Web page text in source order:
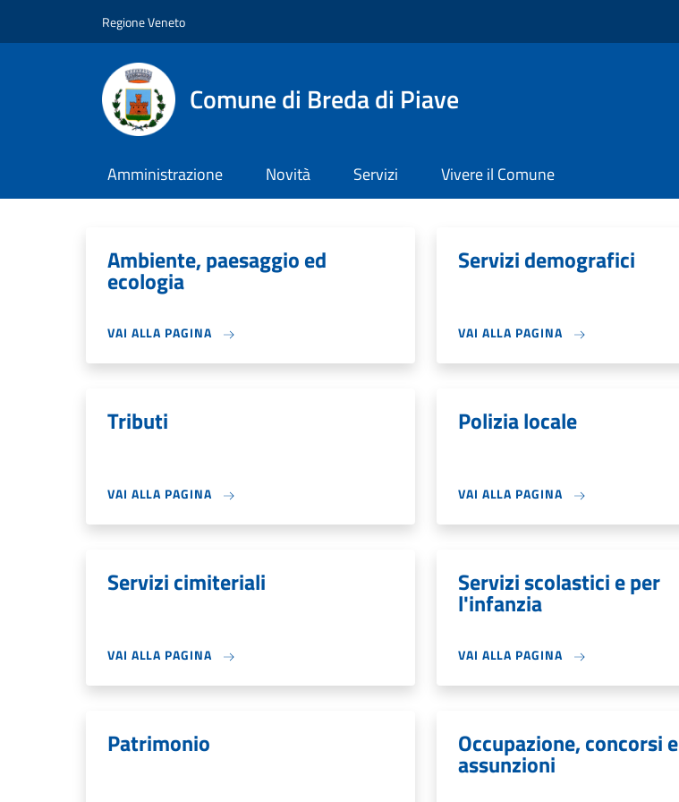
Regione Veneto
Comune di Breda di Piave
Amministrazione Novità Servizi Vivere il Comune
Ambiente, paesaggio ed
ecologia
VAI ALLA PAGINA
Servizi demografici
VAI ALLA PAGINA
Tributi
VAI ALLA PAGINA
Polizia locale
VAI ALLA PAGINA
Servizi cimiteriali
VAI ALLA PAGINA
Servizi scolastici e per
l'infanzia
VAI ALLA PAGINA
Patrimonio Occupazione, concorsi e
assunzioni